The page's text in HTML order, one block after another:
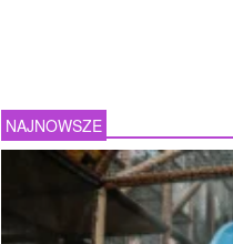
NAJNOWSZE